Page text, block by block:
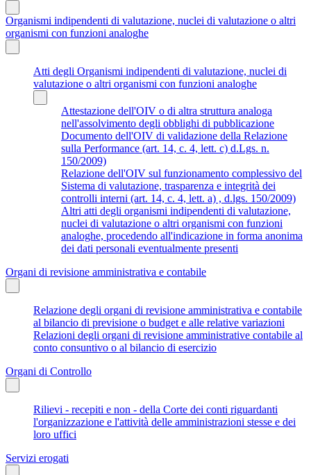
Organismi indipendenti di valutazione, nuclei di valutazione o altri
organismi con funzioni analoghe
Atti degli Organismi indipendenti di valutazione, nuclei di
valutazione o altri organismi con funzioni analoghe
Attestazione dell'OIV o di altra struttura analoga
nell'assolvimento degli obblighi di pubblicazione
Documento dell'OIV di validazione della Relazione
sulla Performance (art. 14, c. 4, lett. c) d.Lgs. n.
150/2009)
Relazione dell'OIV sul funzionamento complessivo del
Sistema di valutazione, trasparenza e integrità dei
controlli interni (art. 14, c. 4, lett. a) , d.lgs. 150/2009)
Altri atti degli organismi indipendenti di valutazione,
nuclei di valutazione o altri organismi con funzioni
analoghe, procedendo all'indicazione in forma anonima
dei dati personali eventualmente presenti
Organi di revisione amministrativa e contabile
Relazione degli organi di revisione amministrativa e contabile
al bilancio di previsione o budget e alle relative variazioni
Relazioni degli organi di revisione amministrative contabile al
conto consuntivo o al bilancio di esercizio
Organi di Controllo
Rilievi - recepiti e non - della Corte dei conti riguardanti
l'organizzazione e l'attività delle amministrazioni stesse e dei
loro uffici
Servizi erogati